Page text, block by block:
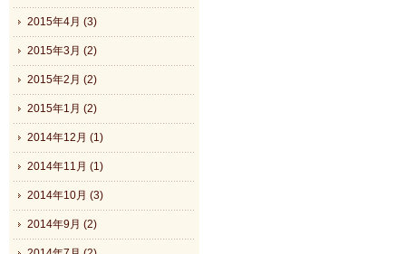
2015年4月 (3)
2015年3月 (2)
2015年2月 (2)
2015年1月 (2)
2014年12月 (1)
2014年11月 (1)
2014年10月 (3)
2014年9月 (2)